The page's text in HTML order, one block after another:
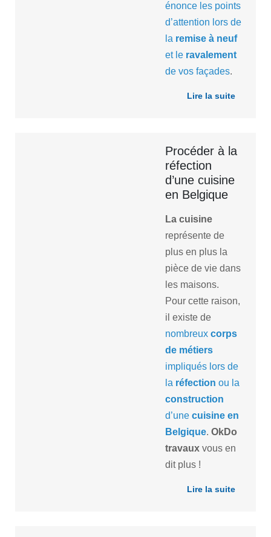
énonce les points
d’attention lors de
la remise à neuf
et le ravalement
de vos façades.
Lire la suite
Procéder à la
réfection
d’une cuisine
en Belgique
La cuisine
représente de
plus en plus la
pièce de vie dans
les maisons.
Pour cette raison,
il existe de
nombreux corps
de métiers
impliqués lors de
la réfection ou la
construction
d’une cuisine en
Belgique. OkDo
travaux vous en
dit plus !
Lire la suite